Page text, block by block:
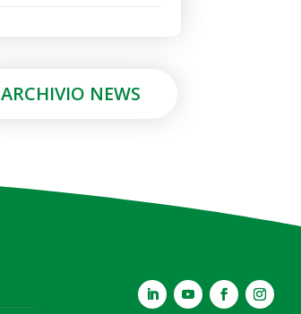
ARCHIVIO NEWS